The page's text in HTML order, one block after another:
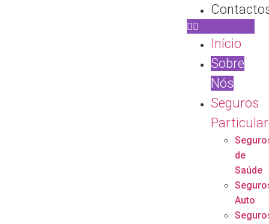
Início
Sobre
Nós
Seguros
de
Saúde
Auto